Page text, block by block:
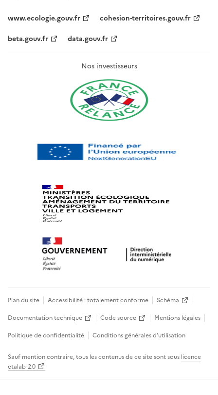
www.ecologie.gouv.fr
cohesion-territoires.gouv.fr
beta.gouv.fr
data.gouv.fr
Nos investisseurs
Plan du site Accessibilité : totalement conforme
Schéma
Documentation technique
Code source
Mentions légales
Politique de confidentialité
Conditions générales d’utilisation
Sauf mention contraire, tous les contenus de ce site sont sous licence
etalab-2.0